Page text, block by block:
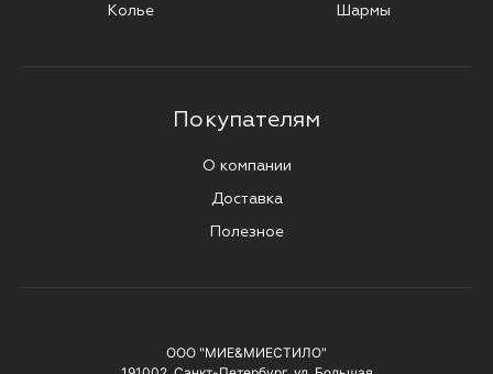
Колье
Шармы
Покупателям
О компании
Доставка
Полезное
ООО "МИЕ&МИЕСТИЛО"